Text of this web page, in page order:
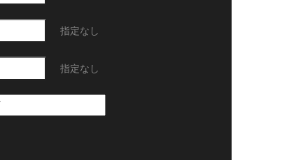
指定なし
指定なし